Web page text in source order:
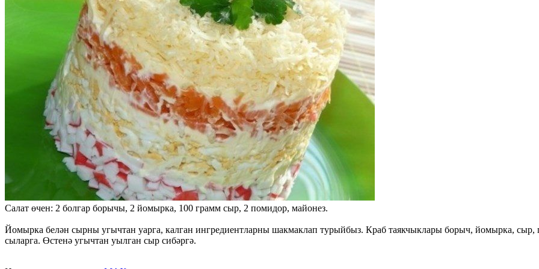
Салат өчен: 2 болгар борычы, 2 йомырка, 100 грамм сыр, 2 помидор, майонез.
Йомырка белән сырны угычтан уарга, калган ингредиентларны шакмаклап турыйбыз. Краб таякчыклары борыч, йомырка, сыр,
сыларга. Өстенә угычтан уылган сыр сибәргә.